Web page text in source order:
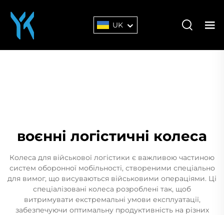
UK
воєнні логістичні колеса
Колеса для військової логістики є важливою частиною
систем оборонної мобільності, створеними спеціально
для вимог, що висуваються військовими операціями. Ці
спеціалізовані колеса розроблені так, щоб
витримувати екстремальні умови експлуатації,
забезпечуючи оптимальну продуктивність на різних